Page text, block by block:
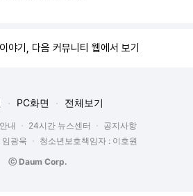
야기, 다음 커뮤니티 웹에서 보기
PC화면 전체보기
내 24시간 뉴스센터
공지사항
광욱
청소년보호책임자 : 이호원
ⓒ Daum Corp.